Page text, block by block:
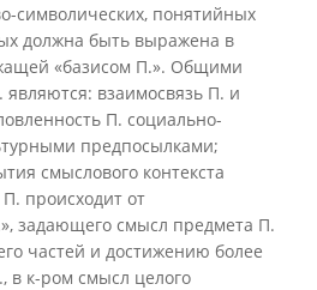
символических, понятийных
должна быть выражена в
«базисом П.». Общими
взаимосвязь П. и
П. социально-
предпосылками;
смыслового контекста
происходит от
задающего смысл предмета П.
частей и достижению более
в к-ром смысл целого